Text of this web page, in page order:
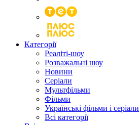
Категорії
Реаліті-шоу
Розважальні шоу
Новини
Серіали
Мультфільми
Фільми
Українські фільми і серіали
Всі категорії